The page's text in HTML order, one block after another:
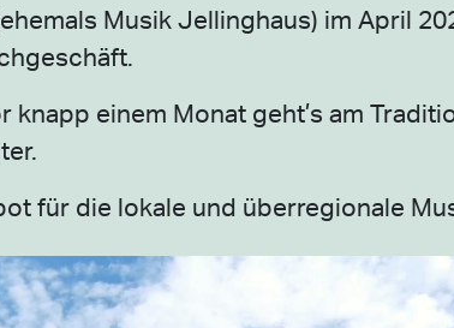
Musik Jellinghaus) im April
knapp einem Monat geht’s am
für die lokale und überregionale